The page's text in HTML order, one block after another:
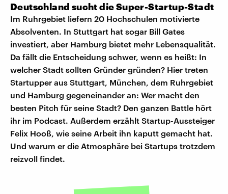
Deutschland sucht die Super-Startup-Stadt
Im Ruhrgebiet liefern 20 Hochschulen motivierte
Absolventen. In Stuttgart hat sogar Bill Gates
investiert, aber Hamburg bietet mehr Lebensqualität.
Da fällt die Entscheidung schwer, wenn es heißt: In
welcher Stadt sollten Gründer gründen? Hier treten
Startupper aus Stuttgart, München, dem Ruhrgebiet
und Hamburg gegeneinander an: Wer macht den
besten Pitch für seine Stadt? Den ganzen Battle hört
ihr im Podcast. Außerdem erzählt Startup-Aussteiger
Felix Hooß, wie seine Arbeit ihn kaputt gemacht hat.
Und warum er die Atmosphäre bei Startups trotzdem
reizvoll findet.